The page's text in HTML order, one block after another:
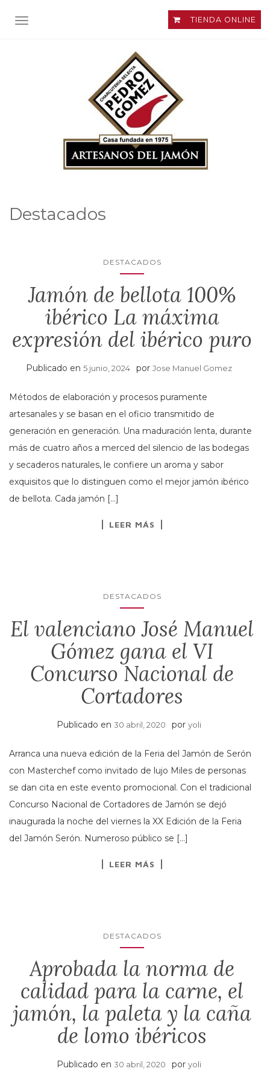
ALTERNAR NAVEGACIÓN TIENDA ONLINE
Destacados
DESTACADOS
Jamón de bellota 100%
ibérico La máxima
expresión del ibérico puro
Publicado en 5 junio, 2024 por Jose Manuel Gomez
Métodos de elaboración y procesos puramente
artesanales y se basan en el oficio transmitido de
generación en generación. Una maduración lenta, durante
más de cuatro años a merced del silencio de las bodegas
y secaderos naturales, le confiere un aroma y sabor
exquisitos que lo distinguen como el mejor jamón ibérico
de bellota. Cada jamón […]
LEER MÁS
DESTACADOS
El valenciano José Manuel
Gómez gana el VI
Concurso Nacional de
Cortadores
Publicado en 30 abril, 2020 por yoli
Arranca una nueva edición de la Feria del Jamón de Serón
con Masterchef como invitado de lujo Miles de personas
se dan cita en este evento promocional. Con el tradicional
Concurso Nacional de Cortadores de Jamón se dejó
inaugurada la noche del viernes la XX Edición de la Feria
del Jamón Serón. Numeroso público se […]
LEER MÁS
DESTACADOS
Aprobada la norma de
calidad para la carne, el
jamón, la paleta y la caña
de lomo ibéricos
Publicado en 30 abril, 2020 por yoli